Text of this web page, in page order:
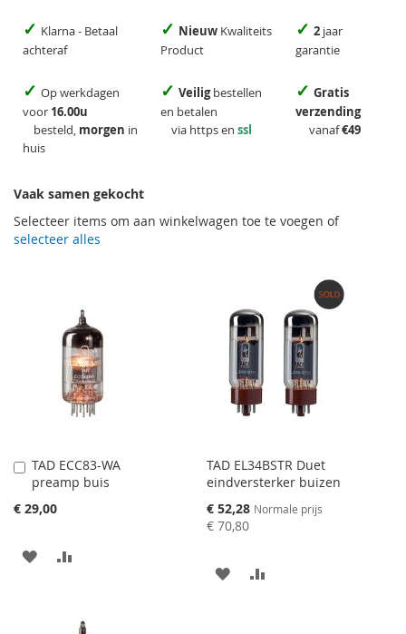
✓ Klarna - Betaal
achteraf
✓ Nieuw Kwaliteits
Product
✓ 2 jaar
garantie
✓ Op werkdagen
voor 16.00u
besteld, morgen in
huis
✓ Veiligbestellen
en betalen
via https en ssl
✓ Gratis
verzending
vanaf€49
Vaak samen gekocht
Selecteer items om aan winkelwagen toe te voegen of
selecteer alles
TAD ECC83-WA
preamp buis
€ 29,00
Aan
winkelwagen
toevoegen
AAN
TOEVOEGEN
OM
TAD EL34BSTR Duet
eindversterker buizen
Speciale
prijs
€ 52,28 Normale prijs
€ 70,80
AAN